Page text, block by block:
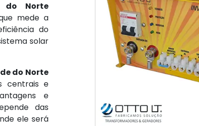
do Norte
mede a
do
solar
do Norte
centrais e
e
das
ele será